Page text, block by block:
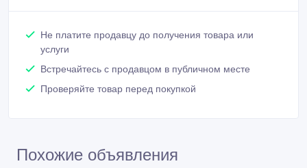
Не платите продавцу до получения товара или
услуги
Встречайтесь с продавцом в публичном месте
Проверяйте товар перед покупкой
Похожие объявления